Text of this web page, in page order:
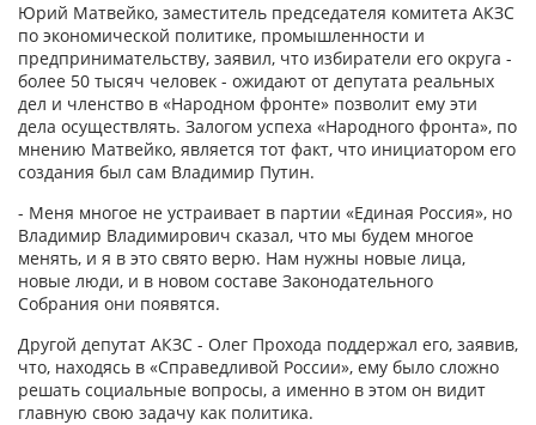
Юрий Матвейко, заместитель председателя комитета АКЗС
по экономической политике, промышленности и
предпринимательству, заявил, что избиратели его округа -
более 50 тысяч человек - ожидают от депутата реальных
дел и членство в «Народном фронте» позволит ему эти
дела осуществлять. Залогом успеха «Народного фронта», по
мнению Матвейко, является тот факт, что инициатором его
создания был сам Владимир Путин.
- Меня многое не устраивает в партии «Единая Россия», но
Владимир Владимирович сказал, что мы будем многое
менять, и я в это свято верю. Нам нужны новые лица,
новые люди, и в новом составе Законодательного
Собрания они появятся.
Другой депутат АКЗС - Олег Прохода поддержал его, заявив,
что, находясь в «Справедливой России», ему было сложно
решать социальные вопросы, а именно в этом он видит
главную свою задачу как политика.